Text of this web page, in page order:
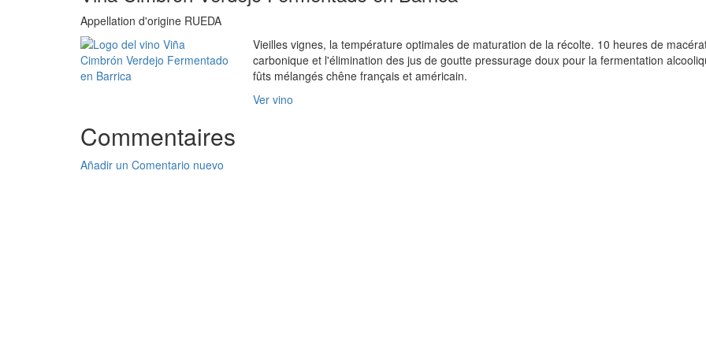
Appellation d'origine RUEDA
Vieilles vignes, la température optimales de maturation de la récolte. 10 heures de
carbonique et l'élimination des jus de goutte pressurage doux pour la fermentation
fûts mélangés chêne français et américain.
Ver vino
Commentaires
Añadir un Comentario nuevo